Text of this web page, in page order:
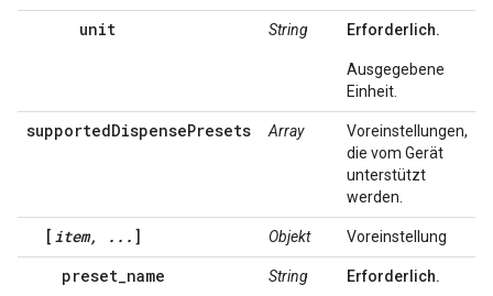
unit String Erforderlich.
Ausgegebene
Einheit.
supportedDispensePresets Array
Voreinstellungen,
die vom Gerät
unterstützt
werden.
[ item, ... ] Objekt Voreinstellung
preset_name String Erforderlich.